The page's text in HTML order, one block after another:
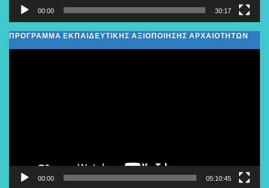
00:00 30:17
ΠΡΟΓΡΑΜΜΑ ΕΚΠΑΙΔΕΥΤΙΚΗΣ ΑΞΙΟΠΟΙΗΣΗΣ ΑΡΧΑΙΟΤΗΤΩΝ
00:00 05:10:45